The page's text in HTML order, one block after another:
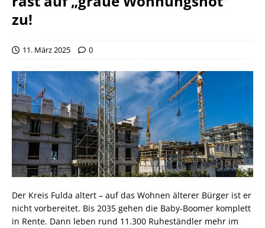
zu!
11. März 2025 0
Der Kreis Fulda altert – auf das Wohnen älterer Bürger ist er
nicht vorbereitet. Bis 2035 gehen die Baby-Boomer komplett
in Rente. Dann leben rund 11.300 Ruheständler mehr im